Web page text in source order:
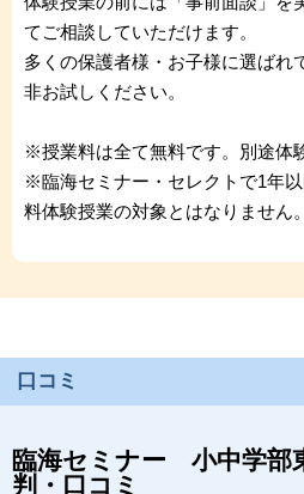
てご相談していただけます。
多くの保護者様・お子様に選ばれ
非お試しください。
※授業料は全て無料です。別途体
※臨海セミナー・セレクトで1年
料体験授業の対象とはなりません。
口コミ
臨海セミナー 小中学部
判・口コミ